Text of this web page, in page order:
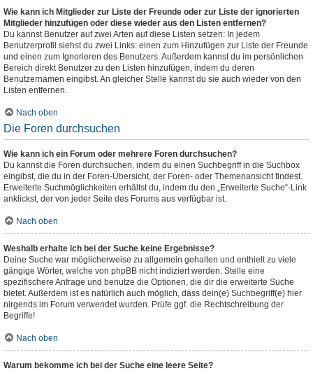
Wie kann ich Mitglieder zur Liste der Freunde oder zur Liste der ignorierten
Mitglieder hinzufügen oder diese wieder aus den Listen entfernen?
Du kannst Benutzer auf zwei Arten auf diese Listen setzen: In jedem
Benutzerprofil siehst du zwei Links: einen zum Hinzufügen zur Liste der Freunde
und einen zum Ignorieren des Benutzers. Außerdem kannst du im persönlichen
Bereich direkt Benutzer zu den Listen hinzufügen, indem du deren
Benutzernamen eingibst. An gleicher Stelle kannst du sie auch wieder von den
Listen entfernen.
Nach oben
Die Foren durchsuchen
Wie kann ich ein Forum oder mehrere Foren durchsuchen?
Du kannst die Foren durchsuchen, indem du einen Suchbegriff in die Suchbox
eingibst, die du in der Foren-Übersicht, der Foren- oder Themenansicht findest.
Erweiterte Suchmöglichkeiten erhältst du, indem du den „Erweiterte Suche“-Link
anklickst, der von jeder Seite des Forums aus verfügbar ist.
Nach oben
Weshalb erhalte ich bei der Suche keine Ergebnisse?
Deine Suche war möglicherweise zu allgemein gehalten und enthielt zu viele
gängige Wörter, welche von phpBB nicht indiziert werden. Stelle eine
spezifischere Anfrage und benutze die Optionen, die dir die erweiterte Suche
bietet. Außerdem ist es natürlich auch möglich, dass dein(e) Suchbegriff(e) hier
nirgends im Forum verwendet wurden. Prüfe ggf. die Rechtschreibung der
Begriffe!
Nach oben
Warum bekomme ich bei der Suche eine leere Seite?